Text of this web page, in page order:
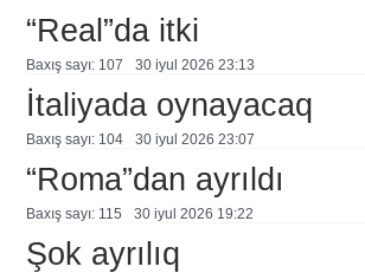
“Real”da itki
Baxış sayı: 107 30 i̇yul 2026 23:13
İtaliyada oynayacaq
Baxış sayı: 104 30 i̇yul 2026 23:07
“Roma”dan ayrıldı
Baxış sayı: 115 30 i̇yul 2026 19:22
Şok ayrılıq